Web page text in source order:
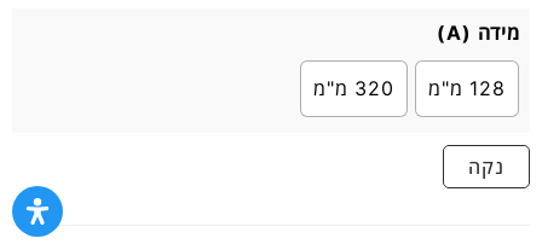
מידה (A)
128 מ"מ 320 מ"מ
נקה